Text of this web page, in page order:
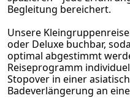
Begleitung bereichert.
Unsere
oder Deluxe buchbar,
optimal abgestimmt
Reiseprogramm
Stopover in einer
Badeverlängerung an